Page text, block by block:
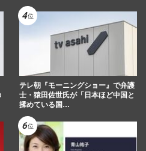
テレ朝『モーニングショー』で弁護
士・猿田佐世氏が「日本ほど中国と
揉めている国…